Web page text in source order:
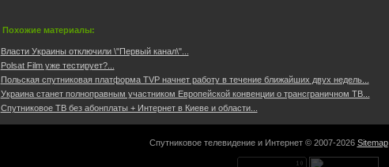
Похожие материалы:
Власти Украины отключили \"Первый канал\"...
Polsat Film уже тестирует?...
Польская спутниковая платформа TVP начнет работу в течение ближайших двух недель...
Украина станет полноправным участником Европейской конвенции о трансграничном ТВ...
Спутниковое ТВ без абонплаты + Интернет в Киеве и области...
Спутниковое телевидение и Интернет © 2007-2026 Sitemap